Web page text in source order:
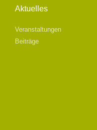
Aktuelles
Veranstaltungen
Beiträge